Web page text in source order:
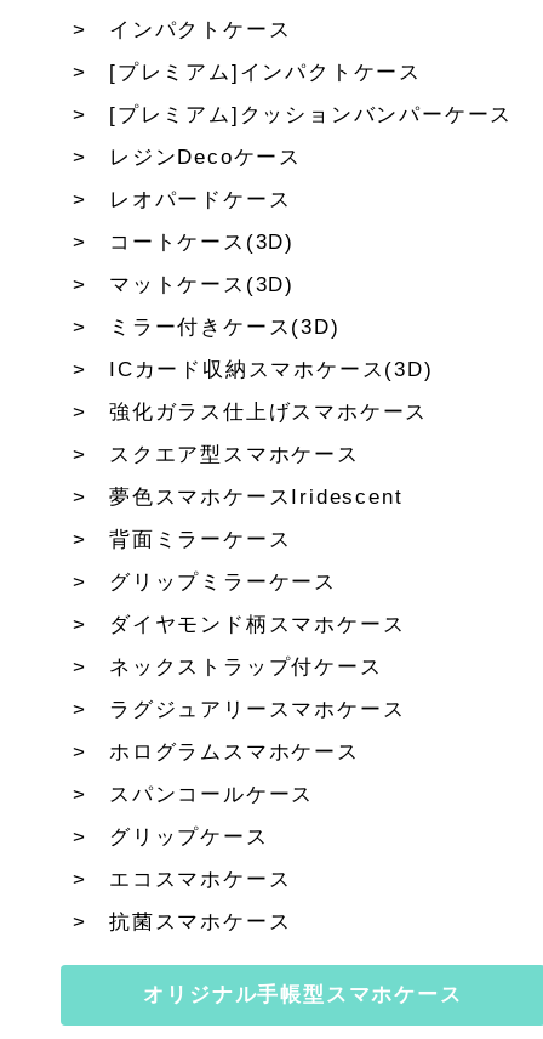
インパクトケース
[プレミアム]インパクトケース
[プレミアム]クッションバンパーケース
レジンDecoケース
レオパードケース
コートケース(3D)
マットケース(3D)
ミラー付きケース(3D)
ICカード収納スマホケース(3D)
強化ガラス仕上げスマホケース
スクエア型スマホケース
夢色スマホケースIridescent
背面ミラーケース
グリップミラーケース
ダイヤモンド柄スマホケース
ネックストラップ付ケース
ラグジュアリースマホケース
ホログラムスマホケース
スパンコールケース
グリップケース
エコスマホケース
抗菌スマホケース
オリジナル手帳型スマホケース